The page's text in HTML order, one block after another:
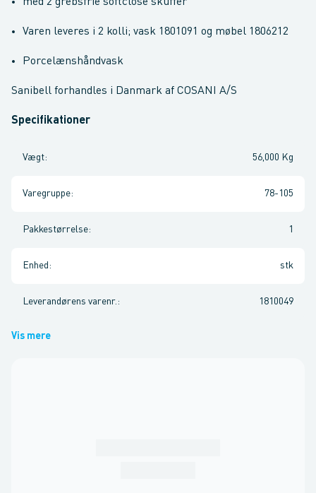
Varen leveres i 2 kolli; vask 1801091 og møbel 1806212
Porcelænshåndvask
Sanibell forhandles i Danmark af COSANI A/S
Specifikationer
Vægt: 56,000 Kg
Varegruppe: 78-105
Pakkestørrelse: 1
Enhed : stk
Leverandørens varenr. : 1810049
Vis mere